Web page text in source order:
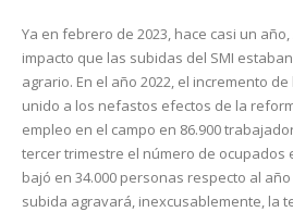
Ya en febrero de 2023, hace casi un año,
impacto que las subidas del SMI
agrario. En el año 2022, el incremento
unido a los nefastos efectos de la
empleo en el campo en 86.900
tercer trimestre el número de ocupados
bajó en 34.000 personas respecto al
subida agravará, inexcusablemente, la